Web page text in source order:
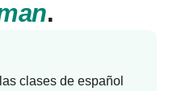
.
clases de español